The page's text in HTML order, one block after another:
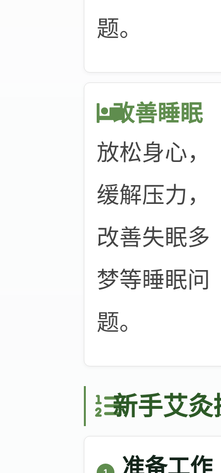
题。
改善睡眠
放松身心，
缓解压力，
改善失眠多
梦等睡眠问
题。
新手艾
准备工作